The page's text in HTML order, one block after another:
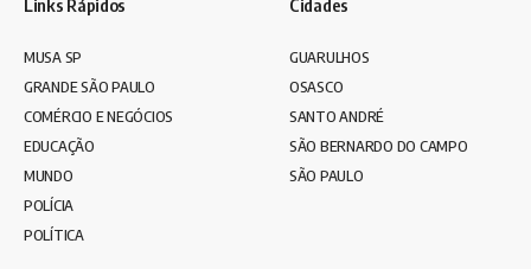
Links Rápidos
MUSA SP
GRANDE SÃO PAULO
COMÉRCIO E NEGÓCIOS
EDUCAÇÃO
MUNDO
POLÍCIA
POLÍTICA
Cidades
GUARULHOS
OSASCO
SANTO ANDRÉ
SÃO BERNARDO DO CAMPO
SÃO PAULO